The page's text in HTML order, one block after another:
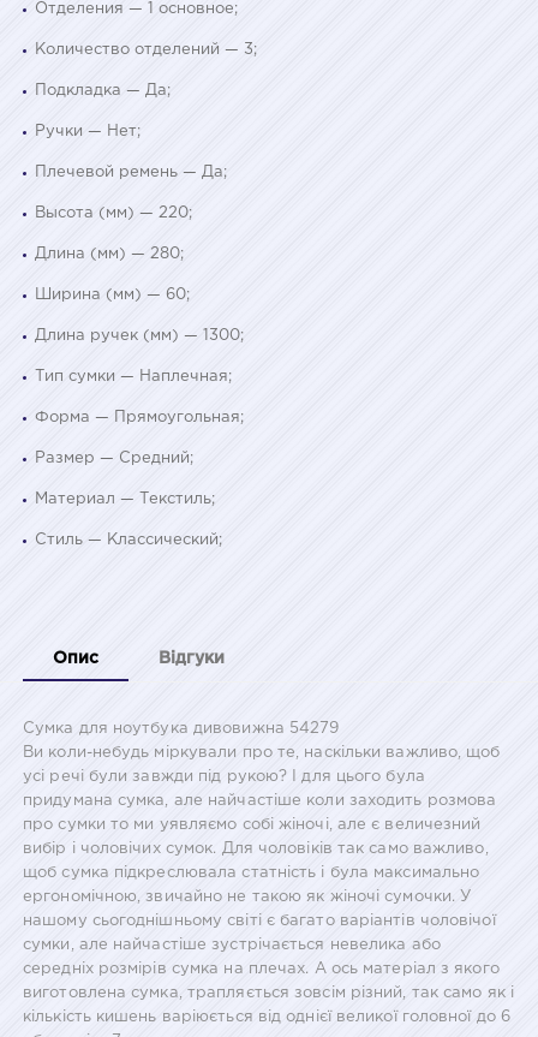
Отделения — 1 основное;
Количество отделений — 3;
Подкладка — Да;
Ручки — Нет;
Плечевой ремень — Да;
Высота (мм) — 220;
Длина (мм) — 280;
Ширина (мм) — 60;
Длина ручек (мм) — 1300;
Тип сумки — Наплечная;
Форма — Прямоугольная;
Размер — Средний;
Материал — Текстиль;
Стиль — Классический;
Опис Відгуки
Сумка для ноутбука дивовижна 54279
Ви коли-небудь міркували про те, наскільки важливо, щоб
усі речі були завжди під рукою? І для цього була
придумана сумка, але найчастіше коли заходить розмова
про сумки то ми уявляємо собі жіночі, але є величезний
вибір і чоловічих сумок. Для чоловіків так само важливо,
щоб сумка підкреслювала статність і була максимально
ергономічною, звичайно не такою як жіночі сумочки. У
нашому сьогоднішньому світі є багато варіантів чоловічої
сумки, але найчастіше зустрічається невелика або
середніх розмірів сумка на плечах. А ось матеріал з якого
виготовлена сумка, трапляється зовсім різний, так само як і
кількість кишень варіюється від однієї великої головної до 6